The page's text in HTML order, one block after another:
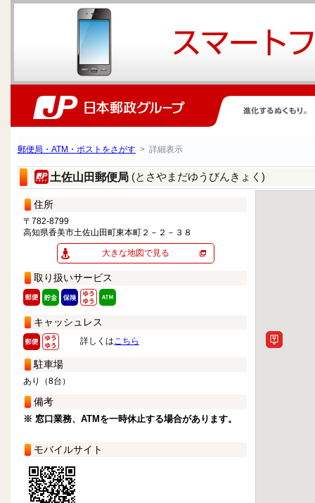
郵便局・ATM・ポストをさがす > 詳細表示
土佐山田郵便局 (とさやまだゆうびんきょく)
住所
〒782-8799
高知県香美市土佐山田町東本町２－２－３８
大きな地図で見る
取り扱いサービス
キャッシュレス
詳しくはこちら
駐車場
あり（8台）
備考
※ 窓口業務、ATMを一時休止する場合があります。
モバイルサイト